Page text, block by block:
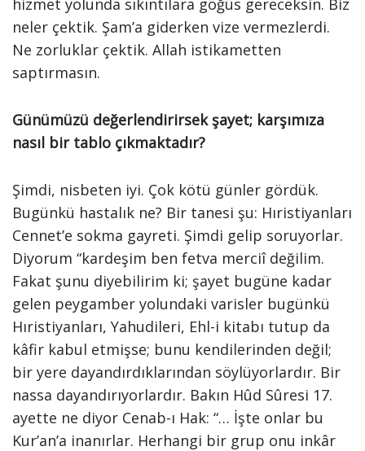
hizmet yolunda sıkıntılara göğüs gereceksin. Biz
neler çektik. Şam’a giderken vize vermezlerdi.
Ne zorluklar çektik. Allah istikametten
saptırmasın.
Günümüzü değerlendirirsek şayet; karşımıza
nasıl bir tablo çıkmaktadır?
Şimdi, nisbeten iyi. Çok kötü günler gördük.
Bugünkü hastalık ne? Bir tanesi şu: Hıristiyanları
Cennet’e sokma gayreti. Şimdi gelip soruyorlar.
Diyorum “kardeşim ben fetva merciî değilim.
Fakat şunu diyebilirim ki; şayet bugüne kadar
gelen peygamber yolundaki varisler bugünkü
Hıristiyanları, Yahudileri, Ehl-i kitabı tutup da
kâfir kabul etmişse; bunu kendilerinden değil;
bir yere dayandırdıklarından söylüyorlardır. Bir
nassa dayandırıyorlardır. Bakın Hûd Sûresi 17.
ayette ne diyor Cenab-ı Hak: “… İşte onlar bu
Kur’an’a inanırlar. Herhangi bir grup onu inkâr